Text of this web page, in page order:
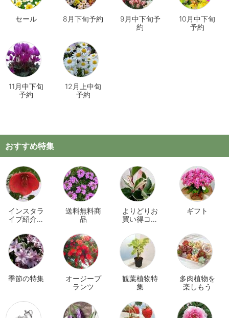
セール 8月下旬予約
9月中下旬予
約
10月中下旬
予約
11月中下旬
予約
12月上中旬
予約
おすすめ特集
インスタラ
イブ紹介商
送料無料商
品
よりどりお
買い得コー
ギフト
季節の特集
オージープ
ランツ
観葉植物特
集
多肉植物を
楽しもう